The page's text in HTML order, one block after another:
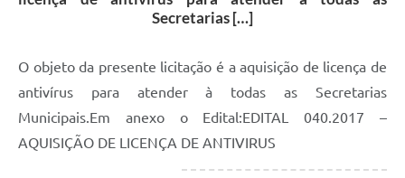
Secretarias […]
O objeto da presente licitação é a aquisição de licença de
antivírus para atender à todas as Secretarias
Municipais.Em anexo o Edital:EDITAL 040.2017 –
AQUISIÇÃO DE LICENÇA DE ANTIVIRUS